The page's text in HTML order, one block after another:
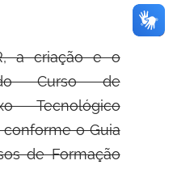
a criação e o
do Curso de
Tecnológico
o Guia
de Formação